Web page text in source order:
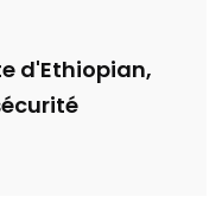
d'Ethiopian,